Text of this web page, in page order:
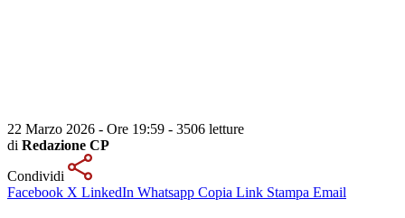
22 Marzo 2026 - Ore 19:59 - 3506 letture
di Redazione CP
Condividi
Facebook X LinkedIn Whatsapp Copia Link Stampa Email